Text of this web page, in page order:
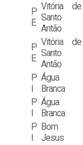
P
E
Vitória de
Santo
Antão
P
E
Vitória de
Santo
Antão
P
I
Água
Branca
P
I
Água
Branca
P
I
Bom
Jesus